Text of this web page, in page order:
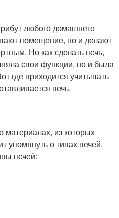
любого домашнего
помещение, но и делают
Но как сделать печь,
свои функции, но и была
где приходится учитывать
печь.
материалах, из которых
упомянуть о типах печей.
печей: